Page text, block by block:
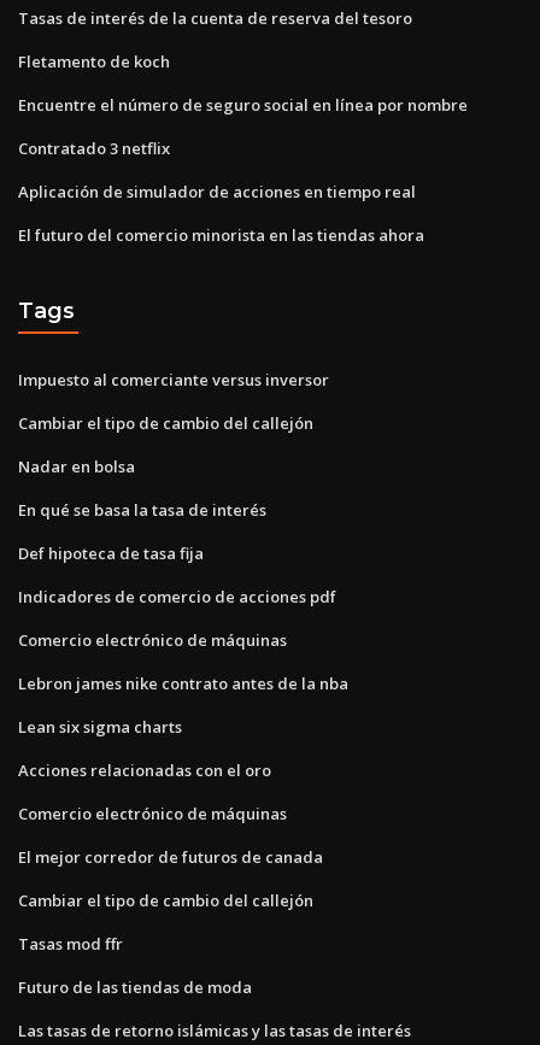
Tasas de interés de la cuenta de reserva del tesoro
Fletamento de koch
Encuentre el número de seguro social en línea por nombre
Contratado 3 netflix
Aplicación de simulador de acciones en tiempo real
El futuro del comercio minorista en las tiendas ahora
Tags
Impuesto al comerciante versus inversor
Cambiar el tipo de cambio del callejón
Nadar en bolsa
En qué se basa la tasa de interés
Def hipoteca de tasa fija
Indicadores de comercio de acciones pdf
Comercio electrónico de máquinas
Lebron james nike contrato antes de la nba
Lean six sigma charts
Acciones relacionadas con el oro
Comercio electrónico de máquinas
El mejor corredor de futuros de canada
Cambiar el tipo de cambio del callejón
Tasas mod ffr
Futuro de las tiendas de moda
Las tasas de retorno islámicas y las tasas de interés